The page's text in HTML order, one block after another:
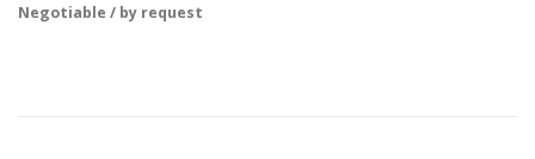
Negotiable / by request